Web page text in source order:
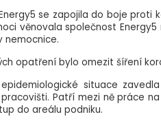
se zapojila do boje proti
věnovala společnost
nemocnice.
opatření bylo omezit šíření
situace
Patří mezi ně práce
do areálu podniku.